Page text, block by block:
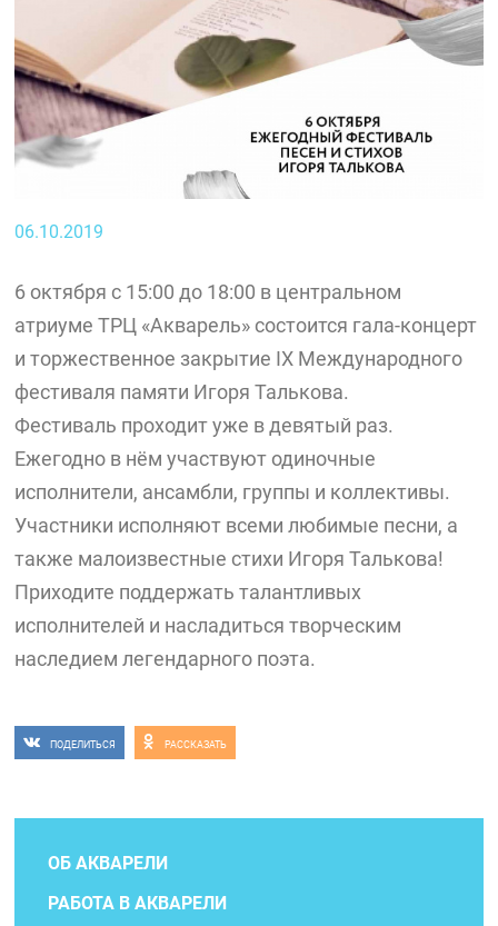
06.10.2019
6 октября с 15:00 до 18:00 в центральном
атриуме ТРЦ «Акварель» состоится гала-концерт
и торжественное закрытие IX Международного
фестиваля памяти Игоря Талькова.
Фестиваль проходит уже в девятый раз.
Ежегодно в нём участвуют одиночные
исполнители, ансамбли, группы и коллективы.
Участники исполняют всеми любимые песни, а
также малоизвестные стихи Игоря Талькова!
Приходите поддержать талантливых
исполнителей и насладиться творческим
наследием легендарного поэта.
ПОДЕЛИТЬСЯ РАССКАЗАТЬ
ОБ АКВАРЕЛИ
РАБОТА В АКВАРЕЛИ